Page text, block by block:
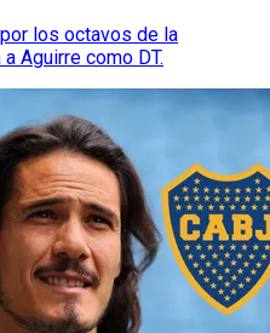
los octavos de la
Aguirre como DT.